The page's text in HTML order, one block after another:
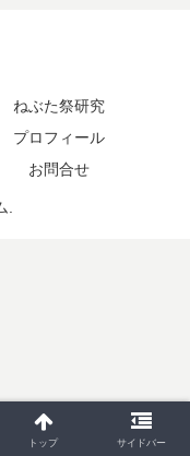
ねぶた祭研究
プロフィール
お問合せ
トップ サイドバー